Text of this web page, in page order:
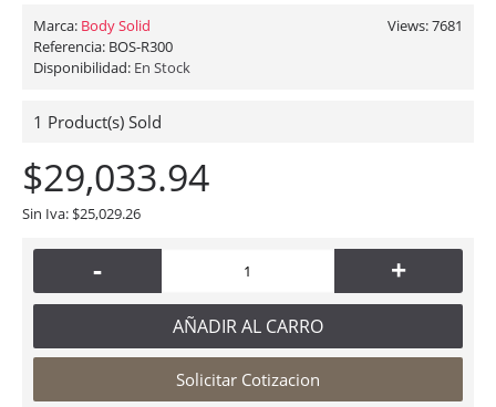
Views: 7681
Marca: Body Solid
Referencia: BOS-R300
Disponibilidad: En Stock
1 Product(s) Sold
$29,033.94
Sin Iva: $25,029.26
- +
AÑADIR AL CARRO
Solicitar Cotizacion